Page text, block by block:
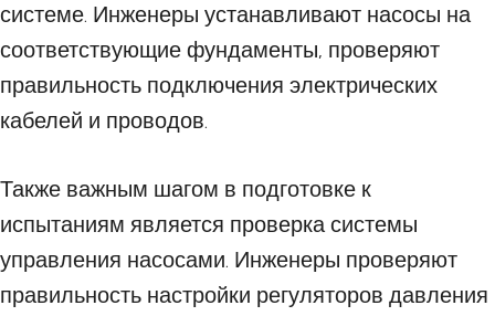
системе. Инженеры устанавливают насосы на
соответствующие фундаменты, проверяют
правильность подключения электрических
кабелей и проводов.
Также важным шагом в подготовке к
испытаниям является проверка системы
управления насосами. Инженеры проверяют
правильность настройки регуляторов давления